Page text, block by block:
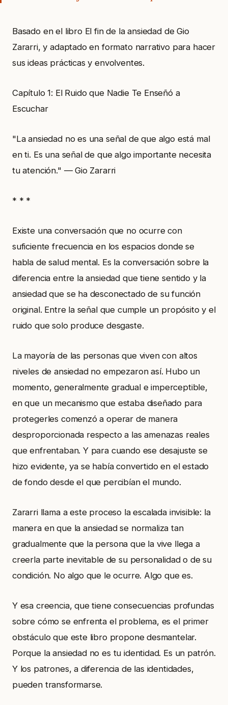
Basado en el libro El fin de la ansiedad de Gio
Zararri, y adaptado en formato narrativo para hacer
sus ideas prácticas y envolventes.
Capítulo 1: El Ruido que Nadie Te Enseñó a
Escuchar
"La ansiedad no es una señal de que algo está mal
en ti. Es una señal de que algo importante necesita
tu atención." — Gio Zararri
* * *
Existe una conversación que no ocurre con
suficiente frecuencia en los espacios donde se
habla de salud mental. Es la conversación sobre la
diferencia entre la ansiedad que tiene sentido y la
ansiedad que se ha desconectado de su función
original. Entre la señal que cumple un propósito y el
ruido que solo produce desgaste.
La mayoría de las personas que viven con altos
niveles de ansiedad no empezaron así. Hubo un
momento, generalmente gradual e imperceptible,
en que un mecanismo que estaba diseñado para
protegerles comenzó a operar de manera
desproporcionada respecto a las amenazas reales
que enfrentaban. Y para cuando ese desajuste se
hizo evidente, ya se había convertido en el estado
de fondo desde el que percibían el mundo.
Zararri llama a este proceso la escalada invisible: la
manera en que la ansiedad se normaliza tan
gradualmente que la persona que la vive llega a
creerla parte inevitable de su personalidad o de su
condición. No algo que le ocurre. Algo que es.
Y esa creencia, que tiene consecuencias profundas
sobre cómo se enfrenta el problema, es el primer
obstáculo que este libro propone desmantelar.
Porque la ansiedad no es tu identidad. Es un patrón.
Y los patrones, a diferencia de las identidades,
pueden transformarse.